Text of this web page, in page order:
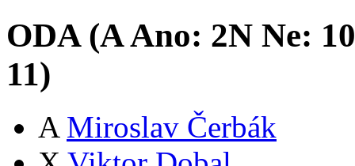
ODA (AAno: 2N Ne: 10
11)
A Miroslav Čerbák